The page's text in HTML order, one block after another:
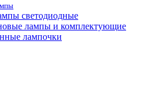
светодиодные
лампы и комплектующие
лампочки